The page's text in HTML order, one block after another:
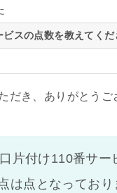
スの点数を教えてくだ
だき、ありがとうご
片付け110番サー
は点となっており